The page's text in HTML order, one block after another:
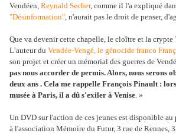
Vendéen, Reynald Secher, comme il l'a expliqué
"Désinformation" , n'aurait pas le droit de penser,
Que va devenir cette chapelle, le cloître et la crypte
L’auteur du Vendée-Vengé, le génocide franco
son projet et créer un mémorial des guerres de
pas nous accorder de permis. Alors, nous serons
deux ans . Cela me rappelle François Pinault :
musée à Paris, il a dû s'exiler à Venise . »
Un DVD sur l'action de ces jeunes est disponible
à l'association Mémoire du Futur, 3 rue de Rennes,